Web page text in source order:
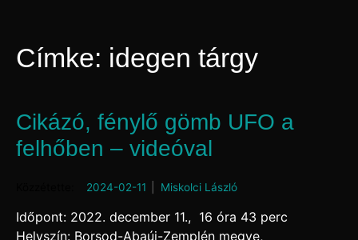
Címke: idegen tárgy
Cikázó, fénylő gömb UFO a
felhőben – videóval
2024-02-11by Miskolci László
Időpont: 2022. december 11., 16 óra 43 perc
Helyszín: Borsod-Abaúj-Zemplén megye,